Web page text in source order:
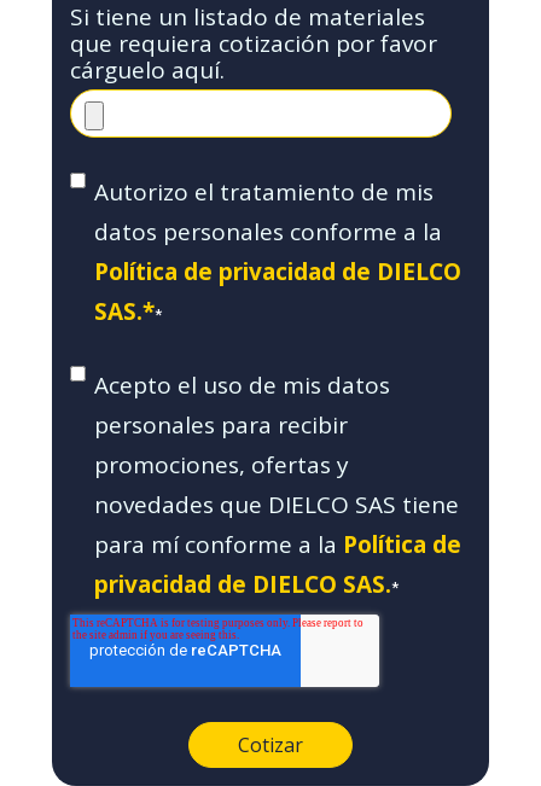
Si tiene un listado de materiales
que requiera cotización por favor
cárguelo aquí.
Autorizo el tratamiento de mis
datos personales conforme a la
Política de privacidad de DIELCO
SAS.**
Acepto el uso de mis datos
personales para recibir
promociones, ofertas y
novedades que DIELCO SAS tiene
para mí conforme a la Política de
privacidad de DIELCO SAS.*